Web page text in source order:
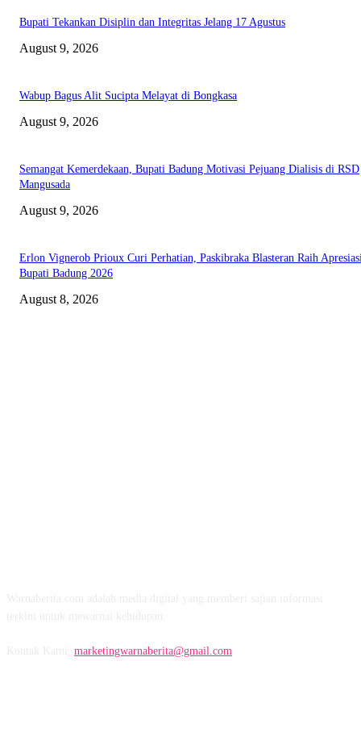
Bupati Tekankan Disiplin dan Integritas Jelang 17 Agustus
August 9, 2026
Wabup Bagus Alit Sucipta Melayat di Bongkasa
August 9, 2026
Semangat Kemerdekaan, Bupati Badung Motivasi Pejuang Dialisis di RSD
Mangusada
August 9, 2026
Erlon Vignerob Prioux Curi Perhatian, Paskibraka Blasteran Raih
Bupati Badung 2026
August 8, 2026
marketingwarnaberita@gmail.com